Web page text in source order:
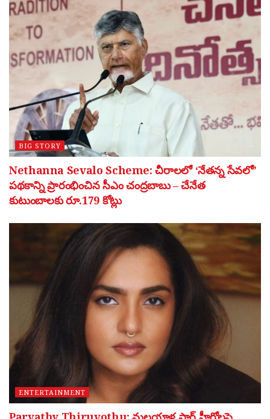
BIG STORY
Nethanna Sevalo Scheme: చీరాలలో ‘నేతన్న సేవలో’
పథకాన్ని ప్రారంభించిన సీఎం చంద్రబాబు – చేనేత
కుటుంబాలకు రూ.179 కోట్లు
ENTERTAINMENT